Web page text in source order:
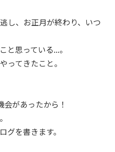
し、お正月が終わり、いつ
と思っている...。
ってきたこと。
があったから！
グを書きます。